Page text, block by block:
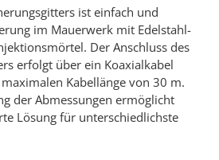
ist einfach und
im Mauerwerk mit Edelstahl-
Der Anschluss des
erfolgt über ein Koaxialkabel
Kabellänge von 30 m.
der Abmessungen ermöglicht
Lösung für unterschiedlichste